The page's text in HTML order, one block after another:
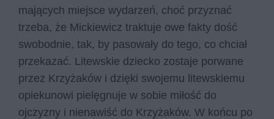
mających miejsce wydarzeń, choć przyznać
trzeba, że Mickiewicz traktuje owe fakty dość
swobodnie, tak, by pasowały do tego, co chciał
przekazać. Litewskie dziecko zostaje porwane
przez Krzyżaków i dzięki swojemu litewskiemu
opiekunowi pielęgnuje w sobie miłość do
ojczyzny i nienawiść do Krzyżaków. W końcu po